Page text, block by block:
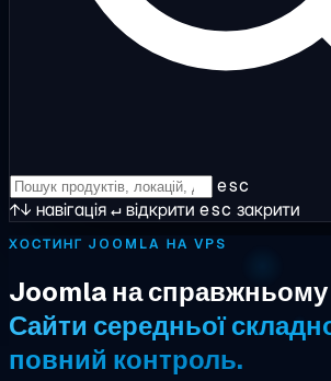
esc
↑↓ навігація↵відкрити esc закрити
ХОСТИНГ JOOMLA НА VPS
Joomla на справжньому
Сайти середньої
повний контроль.